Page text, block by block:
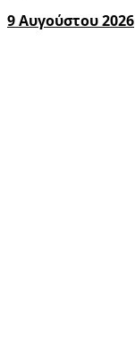
9 Αυγούστου 2026